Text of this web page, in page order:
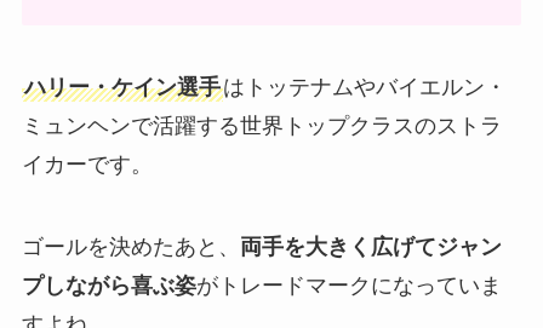
ハリー・ケイン選手はトッテナムやバイエルン・
ミュンヘンで活躍する世界トップクラスのストラ
イカーです。
ゴールを決めたあと、 両手を大きく広げてジャン
プしながら喜ぶ姿がトレードマークになっていま